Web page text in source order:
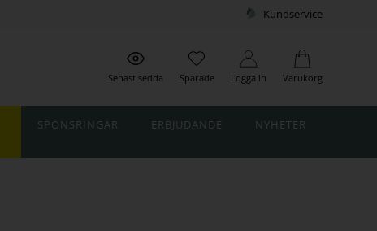
Kundservice
Senast sedda Sparade Logga in Varukorg
SPONSRINGAR ERBJUDANDE NYHETER